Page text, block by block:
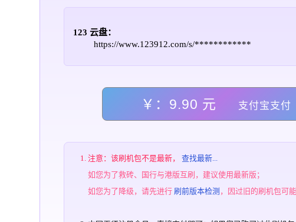
123 云盘：
https://www.123912.com/s/************
￥：9.90 元 支付宝支付
注意：该刷机包不是最新，查找最新...
如您为了救砖、国行与港版互刷，建议使用最新版；
如您为了降级，请先进行 刷前版本检测 ，因过旧的刷机包可